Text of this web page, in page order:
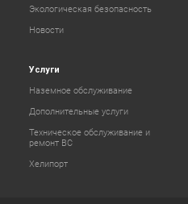
Экологическая безопасность
Новости
Услуги
Наземное обслуживание
Дополнительные услуги
Техническое обслуживание и
ремонт ВС
Хелипорт